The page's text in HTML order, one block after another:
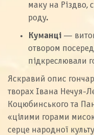
маку на Різдво,
роду.
Куманці —
отвором
підкреслювали
Яскравий опис
творах Івана Нечуя-
Коцюбинського та
«цілими горами
серце народної